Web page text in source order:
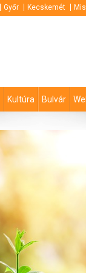
Győr Kecskemét
Kultúra Bulvár